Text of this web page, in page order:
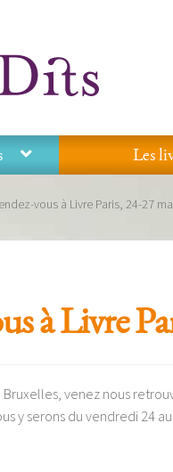
Les
vous à Livre Paris, 24-27
à Livre
venez nous
y serons du vendredi 24